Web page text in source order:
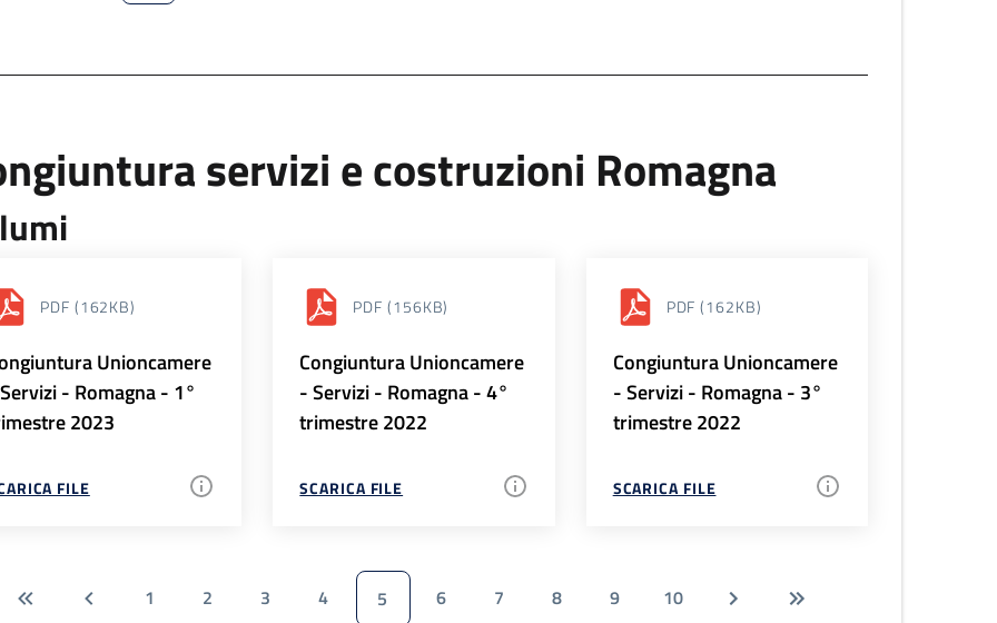
servizi e costruzioni Romagna
PDF (162KB)
Unioncamere
- Romagna - 1°
2023
FILE
PDF (156KB)
Congiuntura Unioncamere
- Servizi - Romagna - 4°
trimestre 2022
SCARICA FILE
PDF (162KB)
Congiuntura Unioncamere
- Servizi - Romagna - 3°
trimestre 2022
SCARICA FILE
1 2 3 4 5 6 7 8 9 10